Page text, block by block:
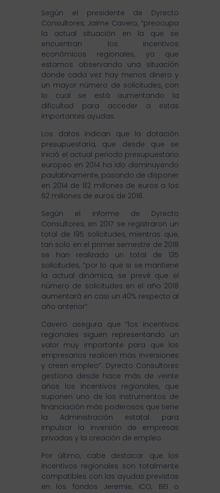
Según el presidente de Dyrecto
Consultores, Jaime Cavero, “preocupa
la actual situación en la que se
encuentran los incentivos
económicos regionales, ya que
estamos observando una situación
donde cada vez hay menos dinero y
un mayor número de solicitudes, con
lo cual se está aumentando la
dificultad para acceder a estas
importantes ayudas.
Los datos indican que la dotación
presupuestaria, que desde que se
inició el actual periodo presupuestario
europeo en 2014 ha ido disminuyendo
paulatinamente, pasando de disponer
en 2014 de 82 millones de euros a los
62 millones de euros de 2018.
Según el informe de Dyrecto
Consultores, en 2017 se registraron un
total de 195 solicitudes, mientras que,
tan solo en el primer semestre de 2018
se han realizado un total de 135
solicitudes, “por lo que si se mantiene
la actual dinámica, se prevé que el
número de solicitudes en el año 2018
aumentará en casi un 40% respecto al
año anterior”.
Cavero asegura que “los incentivos
regionales siguen representando un
valor muy importante para que los
empresarios realicen más inversiones
y creen empleo”. Dyrecto Consultores
gestiona desde hace más de veinte
años los incentivos regionales, que
suponen uno de los instrumentos de
financiación más poderosos que tiene
la Administración estatal para
impulsar la inversión de empresas
privadas y la creación de empleo.
Por último, cabe destacar que los
incentivos regionales son totalmente
compatibles con las ayudas previstas
en los fondos Jeremie, ICO, BEI o